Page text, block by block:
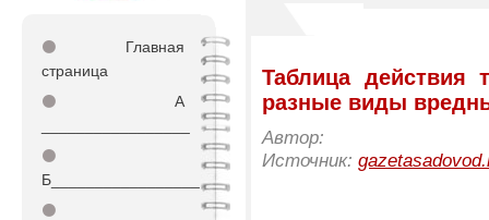
⚫
Главная
страница
⚫
А
⚫
Б_________________
⚫
Таблица действия
разные виды
Автор:
Источник: